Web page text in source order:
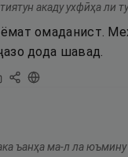
акаду ухфӣҳа ли
омаданист.
дода шавад.
ъанҳа ма-л ла юъмину